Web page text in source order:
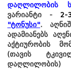
დაღლილობის
ვარიანტი - 2-
"ტონუსი".
ადამიანებს
აქტიურობის
(თავის